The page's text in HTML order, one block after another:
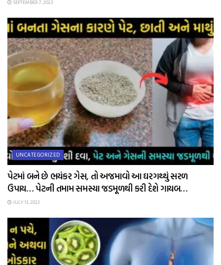
SEPTEMBER 7, 2023
UNCATEGORIZED
પેટમાં બને છે ભયંકર ગેસ, તો અજમાવો આ ઘરગથ્થું સરળ
ઉપાય… પેટની તમામ સમસ્યા જડમૂળથી કરી દેશે ગાયબ…
JULY 13, 2023